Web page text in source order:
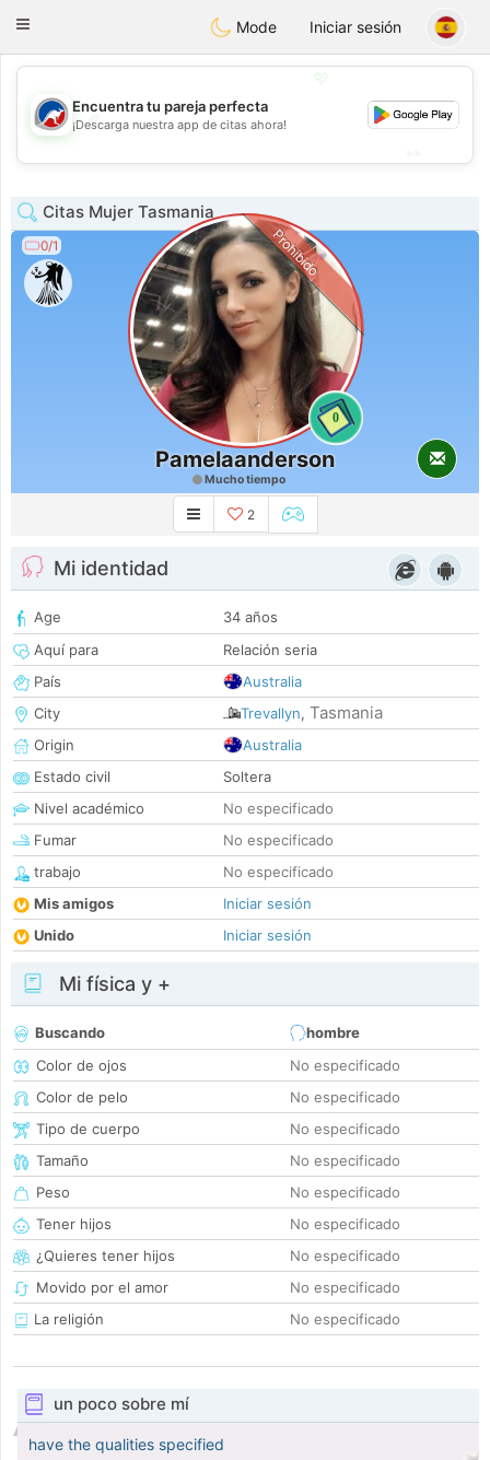
Australia Chat
Toggle
Mode Iniciar sesión
💖
💕
Encuentra tu pareja perfecta
¡Descarga nuestra app de citas ahora!
Citas Mujer Tasmania
0/1
0
Prohibido
Pamelaanderson
Mucho tiempo
2
Mi identidad
Age
34 años
Aquí para
Relación seria
País
Australia
City
Trevallyn, Tasmania
Origin
Australia
Estado civil
Soltera
Nivel académico
No especificado
Fumar
No especificado
trabajo
No especificado
Mis amigos
Iniciar sesión
Unido
Iniciar sesión
Mi física y +
Buscando
hombre
Color de ojos
No especificado
Color de pelo
No especificado
Tipo de cuerpo
No especificado
Tamaño
No especificado
Peso
No especificado
Tener hijos
No especificado
¿Quieres tener hijos
No especificado
Movido por el amor
No especificado
La religión
No especificado
un poco sobre mí
have the qualities specified